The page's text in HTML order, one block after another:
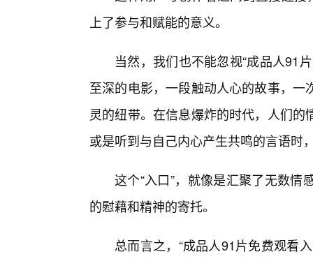
上了参与和赋能的意义。
当然，我们也不能忽视“成品人91
至深的电影，一段触动人心的故事，
灵的纽带。在信息爆炸的时代，人们
或是听到与自己内心产生共鸣的言语时
这个“入口”，就像是汇聚了无数
的慰藉和精神的寄托。
总而言之，“成品人91片免费观看